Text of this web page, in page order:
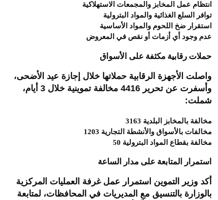
انتظام عمل المخابز والمجمعات الاستهلاكية
توافر السلع الغذائية والمواد البترولية
استقرار ضخ اللحوم والمواد الأساسية
عدم وجود أي أزمات أو نقص في المعروض
حملات رقابية مكثفة على الأسواق
واصلت الأجهزة الرقابية حملاتها خلال إجازة عيد الأضحى،
وأسفرت عن تحرير 4416 مخالفة تموينية خلال 3 أيام،
شملت:
3163 مخالفة بالمخابز البلدية
1203 مخالفات بالأسواق والأنشطة التجارية
50 مخالفة بقطاع المواد البترولية
استمرار المتابعة على مدار الساعة
أكد وزير التموين استمرار عمل غرفة العمليات المركزية
بالوزارة بالتنسيق مع المديريات في المحافظات، لمتابعة